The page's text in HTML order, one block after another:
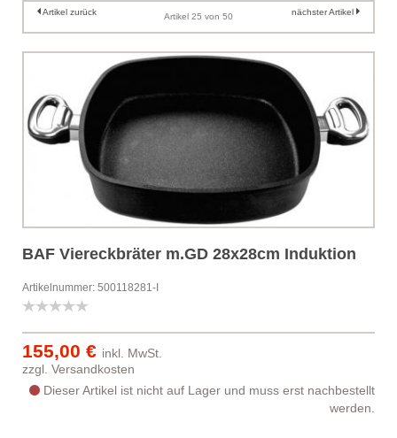
Artikel zurück Artikel 25 von 50 nächster Artikel
BAF Viereckbräter m.GD 28x28cm Induktion
Artikelnummer: 500118281-I
155,00 € inkl. MwSt.
zzgl. Versandkosten
Dieser Artikel ist nicht auf Lager und muss erst nachbestellt
werden.